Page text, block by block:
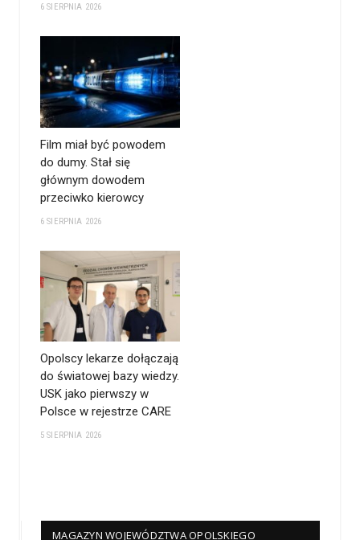
6 SIERPNIA 2026
Film miał być powodem
do dumy. Stał się
głównym dowodem
przeciwko kierowcy
6 SIERPNIA 2026
Opolscy lekarze dołączają
do światowej bazy wiedzy.
USK jako pierwszy w
Polsce w rejestrze CARE
5 SIERPNIA 2026
MAGAZYN WOJEWÓDZTWA OPOLSKIEGO